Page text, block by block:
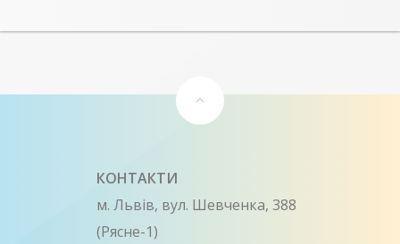
КОНТАКТИ
м. Львів, вул. Шевченка, 388
(Рясне-1)